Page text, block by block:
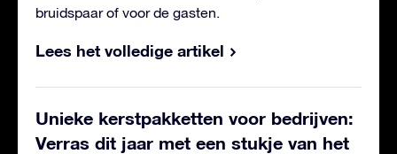
bruidspaar of voor de gasten.
Lees het volledige artikel
Unieke kerstpakketten voor bedrijven:
Verras dit jaar met een stukje van het